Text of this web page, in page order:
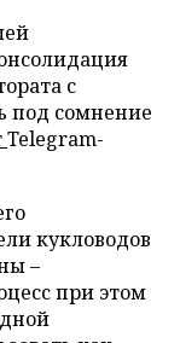
с
под сомнение
Telegram-
кукловодов
–
при этом